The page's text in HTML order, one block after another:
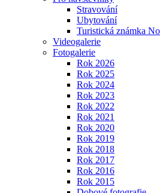
Stravování
Ubytování
Turistická známka
Videogalerie
Fotogalerie
Rok 2026
Rok 2025
Rok 2024
Rok 2023
Rok 2022
Rok 2021
Rok 2020
Rok 2019
Rok 2018
Rok 2017
Rok 2016
Rok 2015